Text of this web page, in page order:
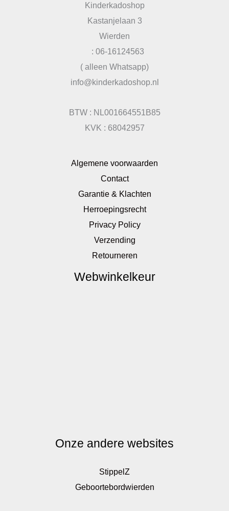
Kinderkadoshop
Kastanjelaan 3
Wierden
: 06-16124563
( alleen Whatsapp)
info@kinderkadoshop.nl
BTW : NL001664551B85
KVK : 68042957
Algemene voorwaarden
Contact
Garantie & Klachten
Herroepingsrecht
Privacy Policy
Verzending
Retourneren
Webwinkelkeur
Onze andere websites
StippelZ
Geboortebordwierden